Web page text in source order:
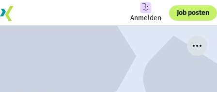
Anmelden
Job posten